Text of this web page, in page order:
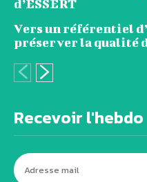
d’ESSERT
Vers un référentiel
préserver la qualité
Recevoir l'hebdo